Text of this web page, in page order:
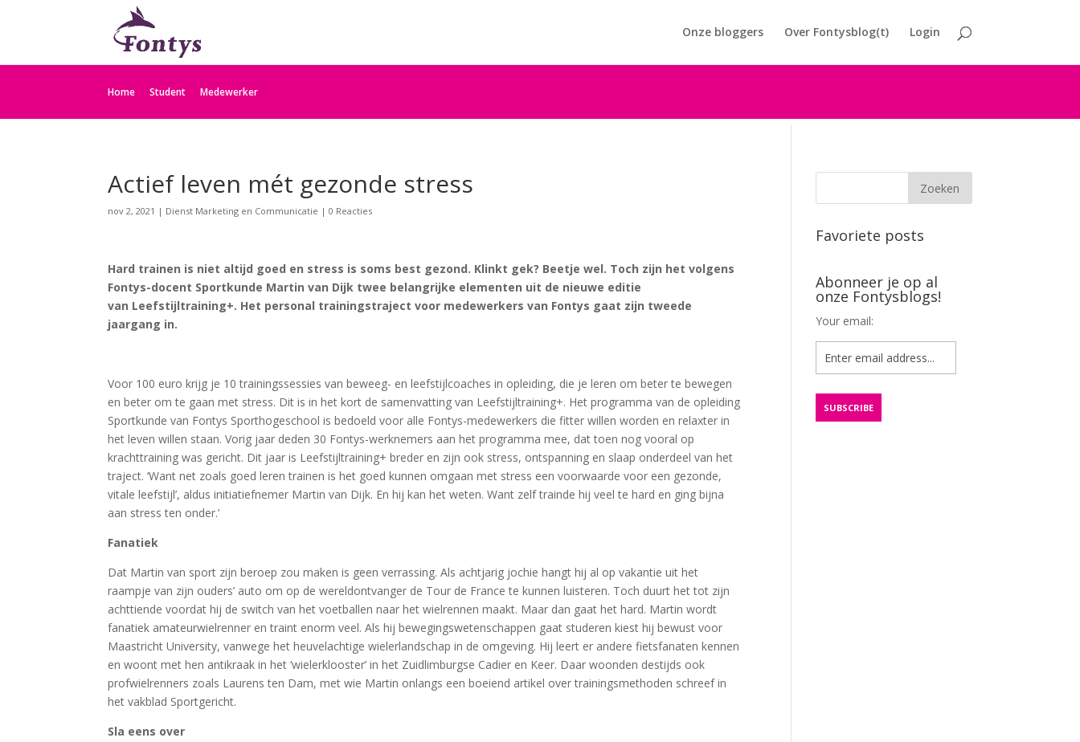
Home Student Medewerker
Onze bloggers Over Fontysblog(t) Login
Actief leven mét gezonde stress​
nov 2, 2021 | Dienst Marketing en Communicatie |0 Reacties
Hard trainen is niet altijd goed en stress is soms best gezond. Klinkt gek? Beetje wel. Toch zijn het volgens
Fontys-docent Sportkunde Martin van Dijk twee belangrijke elementen uit de nieuwe editie
van Leefstijltraining+. Het personal trainingstraject voor medewerkers van Fontys gaat zijn tweede
jaargang in.
Voor 100 euro krijg je 10 trainingssessies van beweeg- en leefstijlcoaches in opleiding, die je leren om beter te bewegen
en beter om te gaan met stress. Dit is in het kort de samenvatting van Leefstijltraining+. Het programma van de opleiding
Sportkunde van Fontys Sporthogeschool is bedoeld voor alle Fontys-medewerkers die fitter willen worden en relaxter in
het leven willen staan. Vorig jaar deden 30 Fontys-werknemers aan het programma mee, dat toen nog vooral op
krachttraining was gericht. Dit jaar is Leefstijltraining+ breder en zijn ook stress, ontspanning en slaap onderdeel van het
traject. ‘Want net zoals goed leren trainen is het goed kunnen omgaan met stress een voorwaarde voor een gezonde,
vitale leefstijl’, aldus initiatiefnemer Martin van Dijk. En hij kan het weten. Want zelf trainde hij veel te hard en ging bijna
aan stress ten onder.’
Fanatiek
Dat Martin van sport zijn beroep zou maken is geen verrassing. Als achtjarig jochie hangt hij al op vakantie uit het
raampje van zijn ouders’ auto om op de wereldontvanger de Tour de France te kunnen luisteren. Toch duurt het tot zijn
achttiende voordat hij de switch van het voetballen naar het wielrennen maakt. Maar dan gaat het hard. Martin wordt
fanatiek amateurwielrenner en traint enorm veel. Als hij bewegingswetenschappen gaat studeren kiest hij bewust voor
Maastricht University, vanwege het heuvelachtige wielerlandschap in de omgeving. Hij leert er andere fietsfanaten kennen
en woont met hen antikraak in het ‘wielerklooster’ in het Zuidlimburgse Cadier en Keer. Daar woonden destijds ook
profwielrenners zoals Laurens ten Dam, met wie Martin onlangs een boeiend artikel over trainingsmethoden schreef in
het vakblad Sportgericht.
Sla eens over
Favoriete posts
Abonneer je op al
onze Fontysblogs!
Your email: